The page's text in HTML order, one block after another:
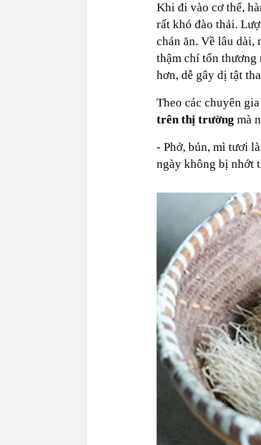
Khi đi vào cơ thể,
rất khó đào thải.
chán ăn. Về lâu dài,
thậm chí tổn thương
hơn, dễ gây dị tật
Theo các chuyên
trên thị trường mà
- Phở, bún, mì tươi
ngày không bị nhớt